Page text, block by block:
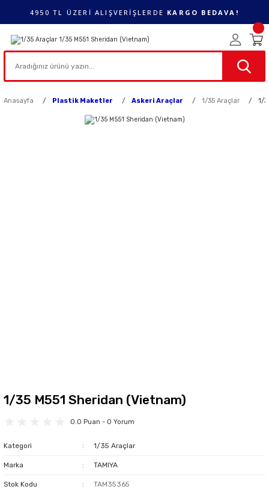
4950 TL ÜZERİ ALIŞVERİŞLERDE KARGO BEDAVA!
Anasayfa Plastik Maketler Askeri Araçlar 1/35 Araçlar 1/
1/35 M551 Sheridan (Vietnam)
0.0 Puan - 0 Yorum
Kategori 1/35 Araçlar
Marka TAMIYA
Stok Kodu TAM35365